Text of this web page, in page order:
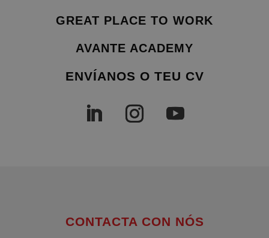
GREAT PLACE TO WORK
AVANTE ACADEMY
ENVÍANOS O TEU CV
CONTACTA CON NÓS